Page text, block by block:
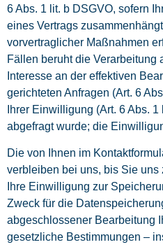
6 Abs. 1 lit. b DSGVO, sofern
eines Vertrags
vorvertraglicher Maßnahmen
Fällen beruht die Verarbeitung
Interesse an der effektiven
gerichteten Anfragen (Art. 6
Ihrer Einwilligung (Art. 6 Abs.
abgefragt wurde; die
Die von Ihnen im
verbleiben bei uns, bis Sie uns
Ihre Einwilligung zur
Zweck für die
abgeschlossener Bearbeitung
gesetzliche Bestimmungen –